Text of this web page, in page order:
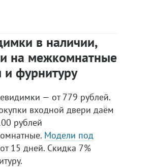
в наличии,
на межкомнатные
и фурнитуру
— от 779 рублей.
входной двери даём
рублей
Модели под
15 дней. Скидка 7%